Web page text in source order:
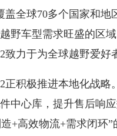
全球70多个国家和地
野车型需求旺盛的区
力于为全球越野爱好
积极推进本地化战略
中心库，提升售后响
+高效物流+需求闭环